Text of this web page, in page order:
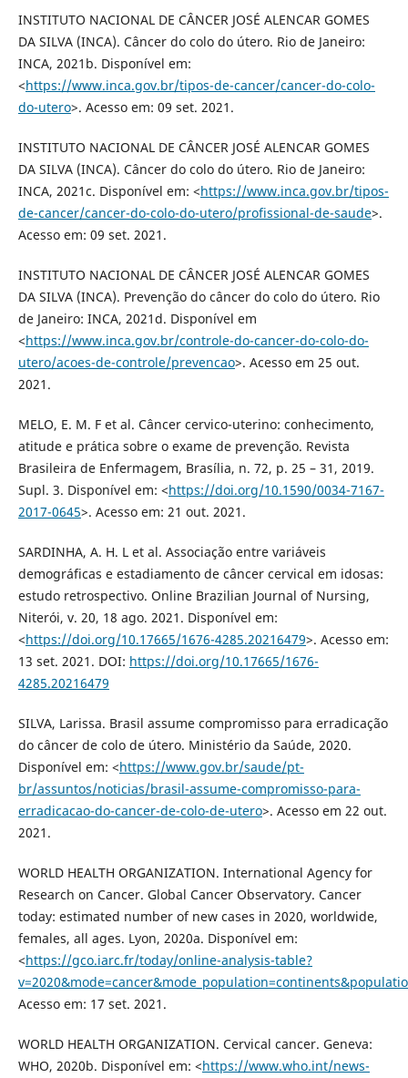
INSTITUTO NACIONAL DE CÂNCER JOSÉ ALENCAR GOMES
DA SILVA (INCA). Câncer do colo do útero. Rio de Janeiro:
INCA, 2021b. Disponível em:
<https://www.inca.gov.br/tipos-de-cancer/cancer-do-colo-
do-utero>. Acesso em: 09 set. 2021.
INSTITUTO NACIONAL DE CÂNCER JOSÉ ALENCAR GOMES
DA SILVA (INCA). Câncer do colo do útero. Rio de Janeiro:
INCA, 2021c. Disponível em: <https://www.inca.gov.br/tipos-
de-cancer/cancer-do-colo-do-utero/profissional-de-saude>.
Acesso em: 09 set. 2021.
INSTITUTO NACIONAL DE CÂNCER JOSÉ ALENCAR GOMES
DA SILVA (INCA). Prevenção do câncer do colo do útero. Rio
de Janeiro: INCA, 2021d. Disponível em
<https://www.inca.gov.br/controle-do-cancer-do-colo-do-
utero/acoes-de-controle/prevencao>. Acesso em 25 out.
2021.
MELO, E. M. F et al. Câncer cervico-uterino: conhecimento,
atitude e prática sobre o exame de prevenção. Revista
Brasileira de Enfermagem, Brasília, n. 72, p. 25 – 31, 2019.
Supl. 3. Disponível em: <https://doi.org/10.1590/0034-7167-
2017-0645>. Acesso em: 21 out. 2021.
SARDINHA, A. H. L et al. Associação entre variáveis
demográficas e estadiamento de câncer cervical em idosas:
estudo retrospectivo. Online Brazilian Journal of Nursing,
Niterói, v. 20, 18 ago. 2021. Disponível em:
<https://doi.org/10.17665/1676-4285.20216479>. Acesso em:
13 set. 2021. DOI: https://doi.org/10.17665/1676-
4285.20216479
SILVA, Larissa. Brasil assume compromisso para erradicação
do câncer de colo de útero. Ministério da Saúde, 2020.
Disponível em: <https://www.gov.br/saude/pt-
br/assuntos/noticias/brasil-assume-compromisso-para-
erradicacao-do-cancer-de-colo-de-utero>. Acesso em 22 out.
2021.
WORLD HEALTH ORGANIZATION. International Agency for
Research on Cancer. Global Cancer Observatory. Cancer
today: estimated number of new cases in 2020, worldwide,
females, all ages. Lyon, 2020a. Disponível em:
<https://gco.iarc.fr/today/online-analysis-table?
Acesso em: 17 set. 2021.
WORLD HEALTH ORGANIZATION. Cervical cancer. Geneva:
WHO, 2020b. Disponível em: <https://www.who.int/news-